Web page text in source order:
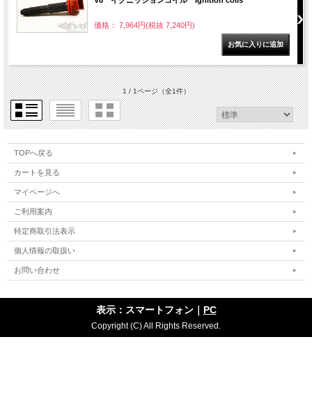
価格： 7,964円(税抜 7,240円)
1 / 1ページ（全1件）
TOPへ戻る
カートを見る
マイページへ
ご利用案内
特定商取引法表示
個人情報の取扱い
お問い合わせ
表示：スマートフォン｜ PC
Copyright (C) All Rights Reserved.